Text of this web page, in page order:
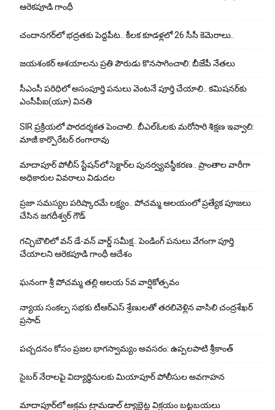
ఆరెక‌పూడి గాంధీ
చందానగర్‌లో భద్రతకు పెద్దపీట.. కీలక కూడళ్లలో 26 సీసీ కెమెరాలు..
జయశంకర్ ఆశయాలను ప్రతి పౌరుడు కొనసాగించాలి: బీజేపీ నేతలు
సీఎంసీ పరిధిలో అసంపూర్తి పనులు వెంటనే పూర్తి చేయాలి.. కమిషనర్‌కు
ఎంసీపీఐ(యూ) వినతి
SIR ప్రక్రియలో పారదర్శకత పెంచాలి.. బీఎల్ఓలకు మరోసారి శిక్షణ ఇవ్వాలి:
మాజీ కార్పొరేటర్ రంగారావు
మాదాపూర్ పోలీస్‌ స్టేషన్‌లో సెక్టార్‌ల పునర్వ్యవస్థీకరణ.. ప్రాంతాల వారీగా
అధికారుల వివరాలు విడుదల
ప్రజా సమస్యల పరిష్కారమే లక్ష్యం.. పోచమ్మ ఆలయంలో ప్రత్యేక పూజలు
చేసిన జగదీశ్వర్ గౌడ్
గచ్చిబౌలిలో వన్ డే-వన్ వార్డ్ సమీక్ష.. పెండింగ్ పనులు వేగంగా పూర్తి
చేయాలని ఆరెకపూడి గాంధీ ఆదేశం
ఘ‌నంగా శ్రీ పోచమ్మ త‌ల్లి ఆలయ 5వ వార్షికోత్సవం
న్యాయ సంక‌ల్ప స‌భ‌కు టీఆర్ఎస్ శ్రేణుల‌తో త‌ర‌లివెళ్లిన వాసిలి చంద్ర‌శేఖ‌ర్
ప్ర‌సాద్
పచ్చదనం కోసం ప్రజల భాగస్వామ్యం అవసరం: ఉప్పలపాటి శ్రీకాంత్
సైబర్ నేరాలపై విద్యార్థినులకు మియాపూర్ పోలీసుల అవగాహన
మాదాపూర్‌లో అక్రమ ట్రామడాల్ ట్యాబ్లెట్ల విక్రయం బట్టబయలు